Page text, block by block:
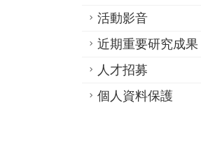
活動影音
近期重要研究成果
人才招募
個人資料保護